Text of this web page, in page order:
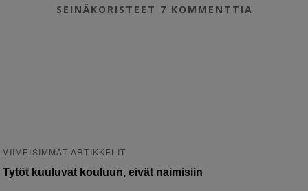
SEINÄKORISTEET 7 KOMMENTTIA
VIIMEISIMMÄT ARTIKKELIT
Tytöt kuuluvat kouluun, eivät naimisiin